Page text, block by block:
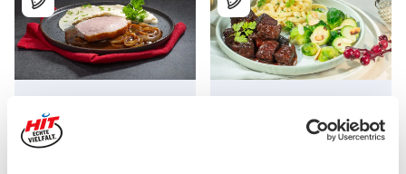
dem Ofen an
Selleriepüree mit